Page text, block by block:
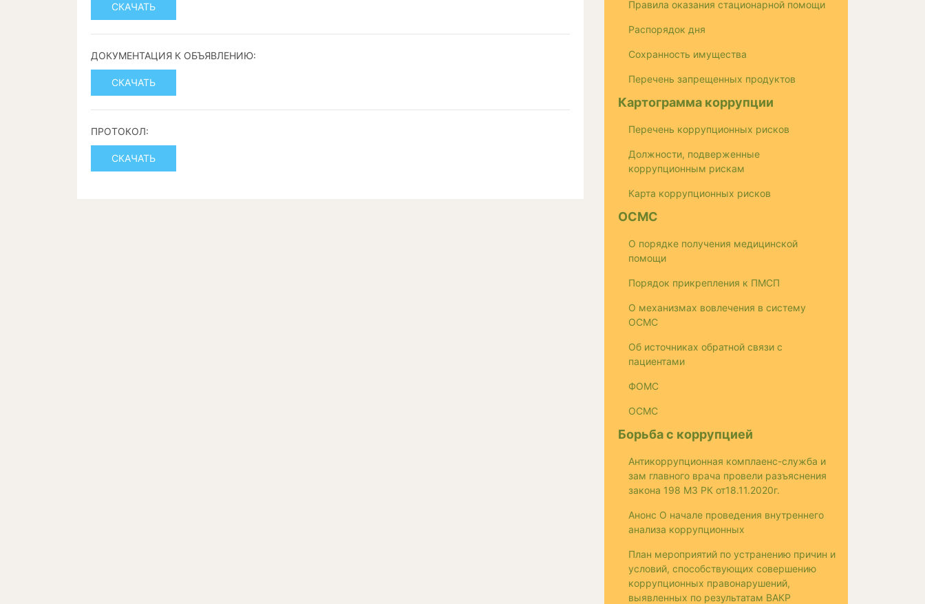
СКАЧАТЬ
ДОКУМЕНТАЦИЯ К ОБЪЯВЛЕНИЮ:
СКАЧАТЬ
ПРОТОКОЛ:
СКАЧАТЬ
Правила оказания стационарной помощи
Распорядок дня
Сохранность имущества
Перечень запрещенных продуктов
Картограмма коррупции
Перечень коррупционных рисков
Должности, подверженные
коррупционным рискам
Карта коррупционных рисков
ОСМС
О порядке получения медицинской
помощи
Порядок прикрепления к ПМСП
О механизмах вовлечения в систему
ОСМС
Об источниках обратной связи с
пациентами
ФОМС
ОСМС
Борьба с коррупцией
Антикоррупционная комплаенс-служба и
зам главного врача провели разъяснения
закона 198 МЗ РК от18.11.2020г.
Анонс О начале проведения внутреннего
анализа коррупционных
План мероприятий по устранению причин и
условий, способствующих совершению
коррупционных правонарушений,
выявленных по результатам ВАКР